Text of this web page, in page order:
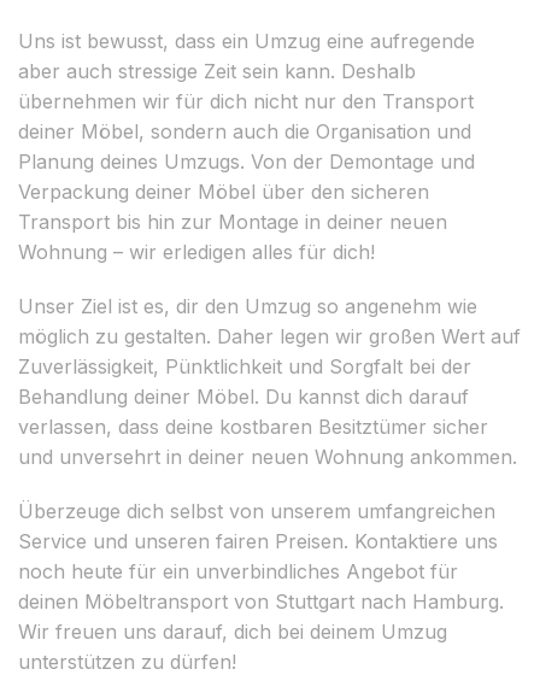
Uns ist bewusst, dass ein Umzug eine aufregende
aber auch stressige Zeit sein kann. Deshalb
übernehmen wir für dich nicht nur den Transport
deiner Möbel, sondern auch die Organisation und
Planung deines Umzugs. Von der Demontage und
Verpackung deiner Möbel über den sicheren
Transport bis hin zur Montage in deiner neuen
Wohnung – wir erledigen alles für dich!
Unser Ziel ist es, dir den Umzug so angenehm wie
möglich zu gestalten. Daher legen wir großen Wert auf
Zuverlässigkeit, Pünktlichkeit und Sorgfalt bei der
Behandlung deiner Möbel. Du kannst dich darauf
verlassen, dass deine kostbaren Besitztümer sicher
und unversehrt in deiner neuen Wohnung ankommen.
Überzeuge dich selbst von unserem umfangreichen
Service und unseren fairen Preisen. Kontaktiere uns
noch heute für ein unverbindliches Angebot für
deinen Möbeltransport von Stuttgart nach Hamburg.
Wir freuen uns darauf, dich bei deinem Umzug
unterstützen zu dürfen!